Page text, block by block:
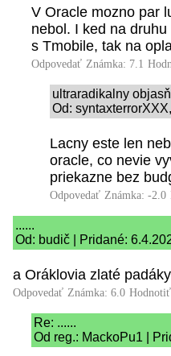
V Oracle mozno par
nebol. I ked na
s Tmobile, tak na
Odpovedať Známka: 7.1
ultraradikalny
Od:
Lacny este len
oracle, co nevie
priekazne bez
Odpovedať Známka: -2.0
......
Od: budič | Pridané:
a Oráklovia zlaté
Odpovedať Známka: 6.0
Re: ......
Od reg.: MackoPu1 |